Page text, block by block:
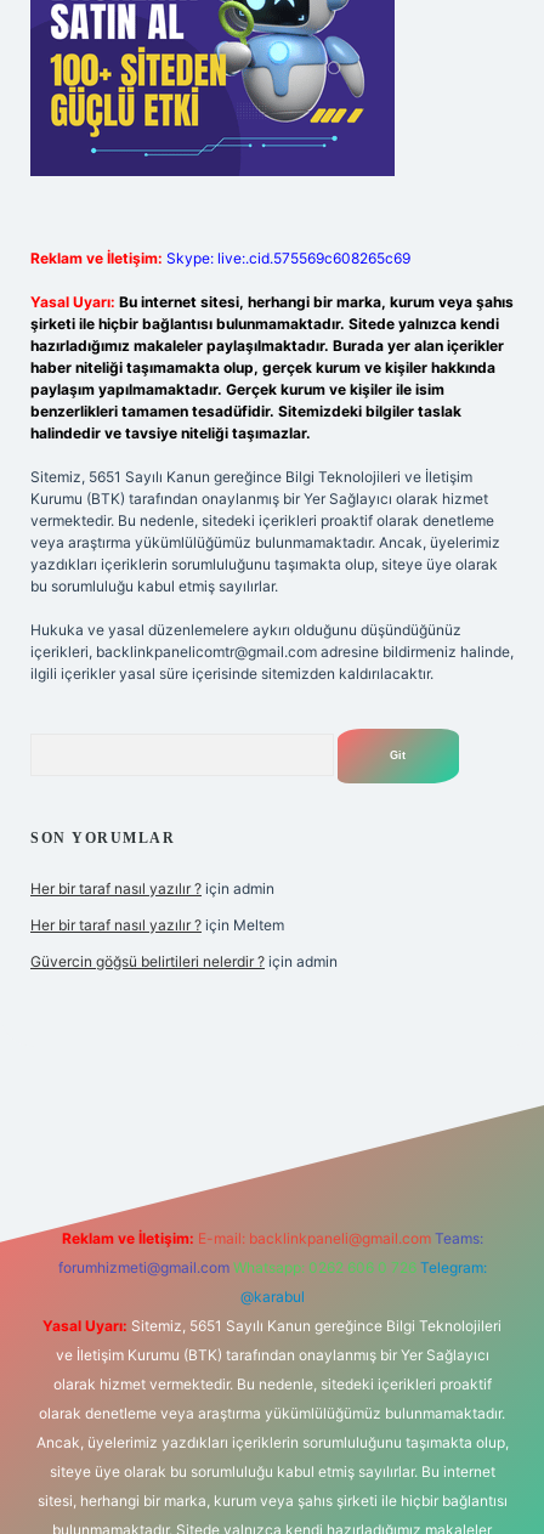
Reklam ve İletişim: Skype: live:.cid.575569c608265c69
Yasal Uyarı: Bu internet sitesi, herhangi bir marka, kurum veya şahıs
şirketi ile hiçbir bağlantısı bulunmamaktadır. Sitede yalnızca kendi
hazırladığımız makaleler paylaşılmaktadır. Burada yer alan içerikler
haber niteliği taşımamakta olup, gerçek kurum ve kişiler hakkında
paylaşım yapılmamaktadır. Gerçek kurum ve kişiler ile isim
benzerlikleri tamamen tesadüfidir. Sitemizdeki bilgiler taslak
halindedir ve tavsiye niteliği taşımazlar.
Sitemiz, 5651 Sayılı Kanun gereğince Bilgi Teknolojileri ve İletişim
Kurumu (BTK) tarafından onaylanmış bir Yer Sağlayıcı olarak hizmet
vermektedir. Bu nedenle, sitedeki içerikleri proaktif olarak denetleme
veya araştırma yükümlülüğümüz bulunmamaktadır. Ancak, üyelerimiz
yazdıkları içeriklerin sorumluluğunu taşımakta olup, siteye üye olarak
bu sorumluluğu kabul etmiş sayılırlar.
Hukuka ve yasal düzenlemelere aykırı olduğunu düşündüğünüz
içerikleri, backlinkpanelicomtr@gmail.com adresine bildirmeniz halinde,
ilgili içerikler yasal süre içerisinde sitemizden kaldırılacaktır.
SON YORUMLAR
Her bir taraf nasıl yazılır ? için admin
Her bir taraf nasıl yazılır ? için Meltem
Güvercin göğsü belirtileri nelerdir ? için admin
Reklam ve İletişim: E-mail: backlinkpaneli@gmail.com Teams:
forumhizmeti@gmail.com Whatsapp: 0262 606 0 726 Telegram:
@karabul
Yasal Uyarı: Sitemiz, 5651 Sayılı Kanun gereğince Bilgi Teknolojileri
ve İletişim Kurumu (BTK) tarafından onaylanmış bir Yer Sağlayıcı
olarak hizmet vermektedir. Bu nedenle, sitedeki içerikleri proaktif
olarak denetleme veya araştırma yükümlülüğümüz bulunmamaktadır.
Ancak, üyelerimiz yazdıkları içeriklerin sorumluluğunu taşımakta olup,
siteye üye olarak bu sorumluluğu kabul etmiş sayılırlar. Bu internet
sitesi, herhangi bir marka, kurum veya şahıs şirketi ile hiçbir bağlantısı
bulunmamaktadır. Sitede yalnızca kendi hazırladığımız makaleler